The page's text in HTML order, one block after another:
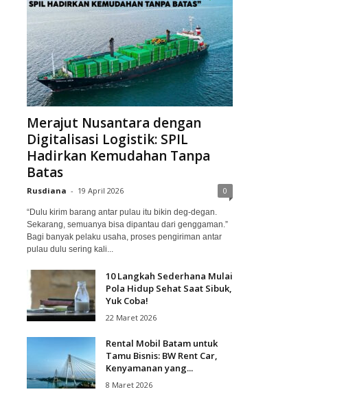
Merajut Nusantara dengan
Digitalisasi Logistik: SPIL
Hadirkan Kemudahan Tanpa
Batas
Rusdiana - 19 April 2026 0
“Dulu kirim barang antar pulau itu bikin deg-degan.
Sekarang, semuanya bisa dipantau dari genggaman.”
Bagi banyak pelaku usaha, proses pengiriman antar
pulau dulu sering kali...
10 Langkah Sederhana Mulai
Pola Hidup Sehat Saat Sibuk,
Yuk Coba!
22 Maret 2026
Rental Mobil Batam untuk
Tamu Bisnis: BW Rent Car,
Kenyamanan yang...
8 Maret 2026